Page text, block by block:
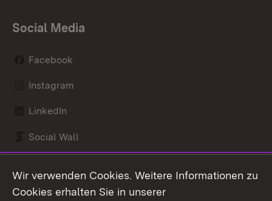
Social Media
Facebook
Instagram
LinkedIn
Social Wall
Wir verwenden Cookies. Weitere Informationen zu
Cookies erhalten Sie in unserer